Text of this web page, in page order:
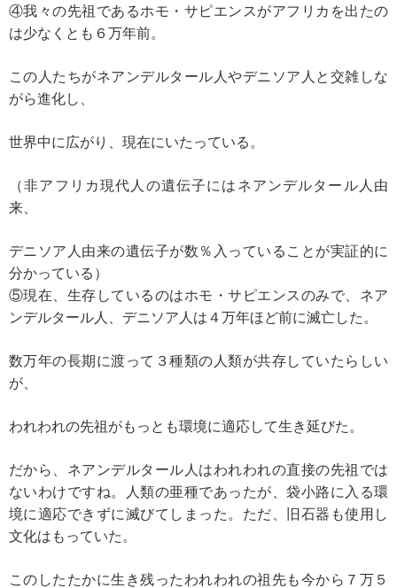
④我々の先祖であるホモ・サピエンスがアフリカを出たの
は少なくとも６万年前。
この人たちがネアンデルタール人やデニソア人と交雑しな
がら進化し、
世界中に広がり、現在にいたっている。
（非アフリカ現代人の遺伝子にはネアンデルタール人由
来、
デニソア人由来の遺伝子が数％入っていることが実証的に
分かっている）
⑤現在、生存しているのはホモ・サピエンスのみで、ネア
ンデルタール人、デニソア人は４万年ほど前に滅亡した。
数万年の長期に渡って３種類の人類が共存していたらしい
が、
われわれの先祖がもっとも環境に適応して生き延びた。
だから、ネアンデルタール人はわれわれの直接の先祖では
ないわけですね。人類の亜種であったが、袋小路に入る環
境に適応できずに滅びてしまった。ただ、旧石器も使用し
文化はもっていた。
このしたたかに生き残ったわれわれの祖先も今から７万５